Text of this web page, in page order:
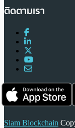
ติดตามเรา
Siam Blockchain